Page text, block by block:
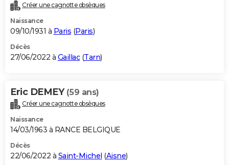
Créer une cagnotte obsèques
Naissance
09/10/1931 à Paris (Paris)
Décès
27/06/2022 à Gaillac(Tarn)
Eric DEMEY (59 ans)
Créer une cagnotte obsèques
Naissance
14/03/1963 à RANCE BELGIQUE
Décès
22/06/2022 à Saint-Michel (Aisne)